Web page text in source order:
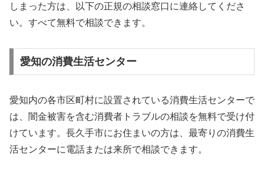
しまった方は、以下の正規の相談窓口に連絡してくださ
い。すべて無料で相談できます。
愛知の消費生活センター
愛知内の各市区町村に設置されている消費生活センターで
は、闇金被害を含む消費者トラブルの相談を無料で受け付
けています。長久手市にお住まいの方は、最寄りの消費生
活センターに電話または来所で相談できます。